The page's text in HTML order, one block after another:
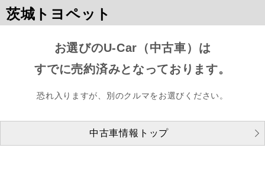
茨城トヨペット
お選びのU-Car（中古車）は
すでに売約済みとなっております。
恐れ入りますが、別のクルマをお選びください。
中古車情報トップ